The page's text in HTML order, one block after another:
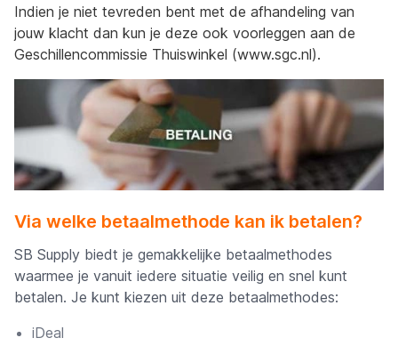
Indien je niet tevreden bent met de afhandeling van
jouw klacht dan kun je deze ook voorleggen aan de
Geschillencommissie Thuiswinkel (www.sgc.nl).
Via welke betaalmethode kan ik betalen?
SB Supply biedt je gemakkelijke betaalmethodes
waarmee je vanuit iedere situatie veilig en snel kunt
betalen. Je kunt kiezen uit deze betaalmethodes:
iDeal